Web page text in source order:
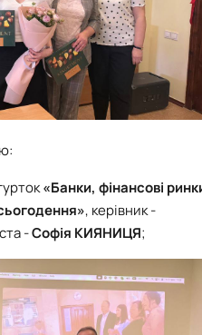
«Банки, фінансові
, керівник -
-Софія КИЯНИЦЯ;